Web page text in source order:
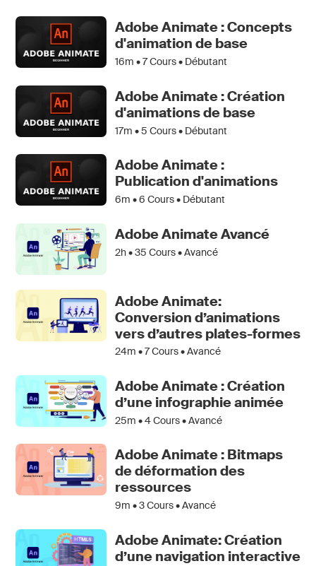
Adobe Animate : Concepts
d'animation de base
16m •7Cours • Débutant
Adobe Animate : Création
d'animations de base
17m •5 Cours • Débutant
Adobe Animate :
Publication d'animations
6m •6 Cours • Débutant
Adobe Animate Avancé
2h •35 Cours • Avancé
Adobe Animate:
Conversion d’animations
vers d’autres plates-formes
24m •7Cours • Avancé
Adobe Animate : Création
d’une infographie animée
25m •4Cours • Avancé
Adobe Animate : Bitmaps
de déformation des
ressources
9m •3Cours • Avancé
Adobe Animate: Création
d’une navigation interactive